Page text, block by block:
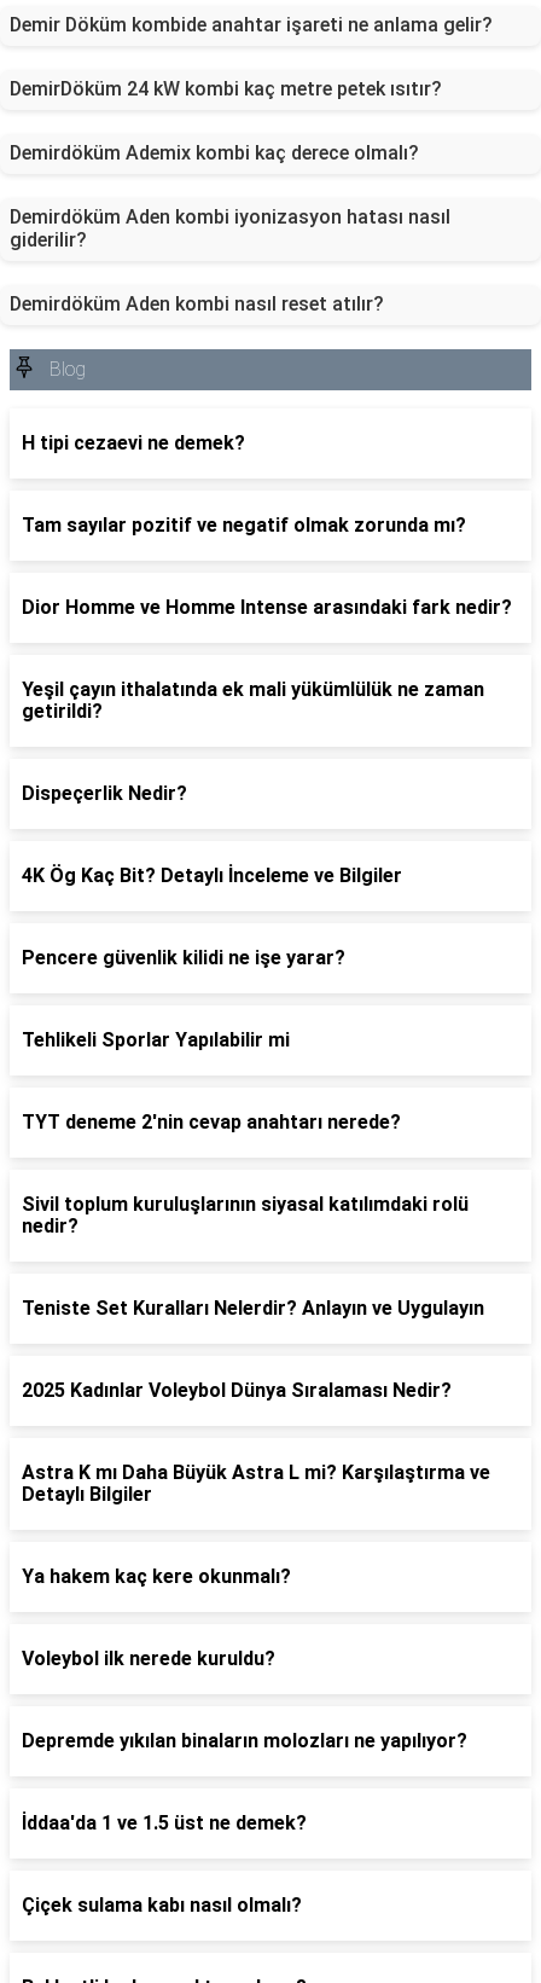
Demir Döküm kombide anahtar işareti ne anlama gelir?
DemirDöküm 24 kW kombi kaç metre petek ısıtır?
Demirdöküm Ademix kombi kaç derece olmalı?
Demirdöküm Aden kombi iyonizasyon hatası nasıl
giderilir?
Demirdöküm Aden kombi nasıl reset atılır?
Blog
H tipi cezaevi ne demek?
Tam sayılar pozitif ve negatif olmak zorunda mı?
Dior Homme ve Homme Intense arasındaki fark nedir?
Yeşil çayın ithalatında ek mali yükümlülük ne zaman
getirildi?
Dispeçerlik Nedir?
4K Ög Kaç Bit? Detaylı İnceleme ve Bilgiler
Pencere güvenlik kilidi ne işe yarar?
Tehlikeli Sporlar Yapılabilir mi
TYT deneme 2'nin cevap anahtarı nerede?
Sivil toplum kuruluşlarının siyasal katılımdaki rolü
nedir?
Teniste Set Kuralları Nelerdir? Anlayın ve Uygulayın
2025 Kadınlar Voleybol Dünya Sıralaması Nedir?
Astra K mı Daha Büyük Astra L mi? Karşılaştırma ve
Detaylı Bilgiler
Ya hakem kaç kere okunmalı?
Voleybol ilk nerede kuruldu?
Depremde yıkılan binaların molozları ne yapılıyor?
İddaa'da 1 ve 1.5 üst ne demek?
Çiçek sulama kabı nasıl olmalı?